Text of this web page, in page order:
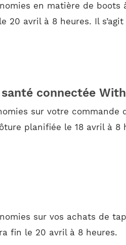
en matière de
20 avril à 8 heures. Il
connectée
sur votre
planifiée le 18 avril à 8
sur vos achats de
fin le 20 avril à 8 heures.